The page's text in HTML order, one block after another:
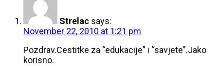
Strelac says:
November 22, 2010 at 1:21 pm
Pozdrav.Cestitke za “edukacije” i “savjete”.Jako
korisno.